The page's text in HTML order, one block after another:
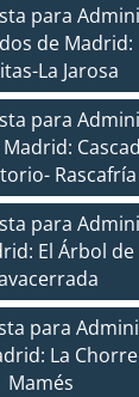
para
de Madrid:
La Jarosa
para
Rascafría
para
El Árbol de
para
La
Mamés